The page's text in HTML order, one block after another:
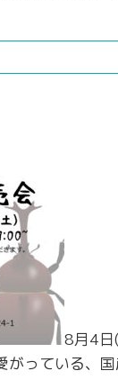
8月4日
っている、